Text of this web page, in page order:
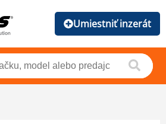
Umiestniť inzerát